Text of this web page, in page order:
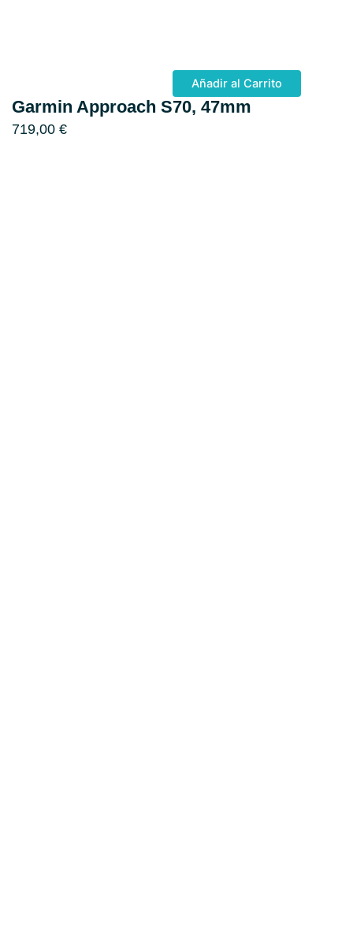
Añadir al Carrito
Garmin Approach S70, 47mm
719,00 €